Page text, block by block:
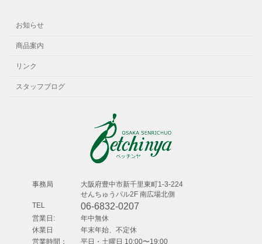
お知らせ
商品案内
リンク
スタッフブログ
事務局
⼤阪府豊中市新千⾥東町1-3-224
せんちゅうパル2F 南広場北側
TEL
06-6832-0207
営業日:
年中無休
休業日
年末年始、不定休
営業時間：
平日・土曜日 10:00〜19:00